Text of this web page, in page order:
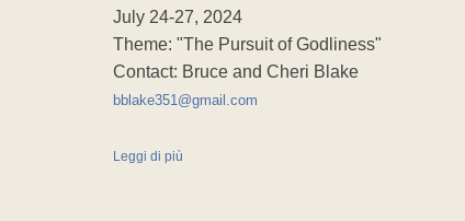
July 24-27, 2024
Theme: "The Pursuit of Godliness"
Contact: Bruce and Cheri Blake
bblake351@gmail.com
Leggi di più